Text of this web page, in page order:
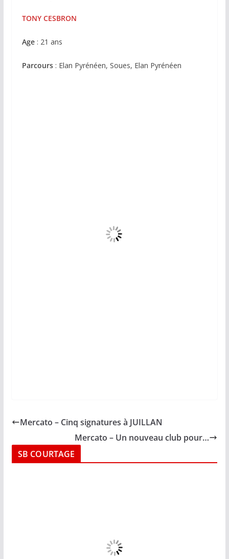
TONY CESBRON
Age: 21 ans
Parcours: Elan Pyrénéen, Soues, Elan Pyrénéen
Mercato – Cinq signatures à JUILLAN
Mercato – Un nouveau club pour…
SB COURTAGE